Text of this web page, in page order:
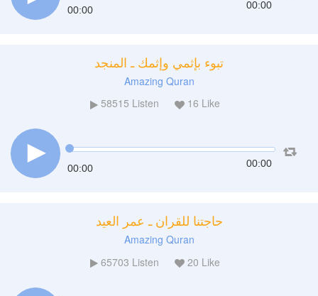
00:00 00:00
تبوء بإثمي وإثمك ـ المنجد
Amazing Quran
58515 Listen 16 Like
00:00 00:00
حاجتنا للقران ـ عمر العيد
Amazing Quran
65703 Listen 20 Like